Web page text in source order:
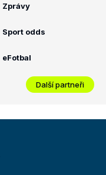
Zprávy
Sport odds
eFotbal
Další partneři